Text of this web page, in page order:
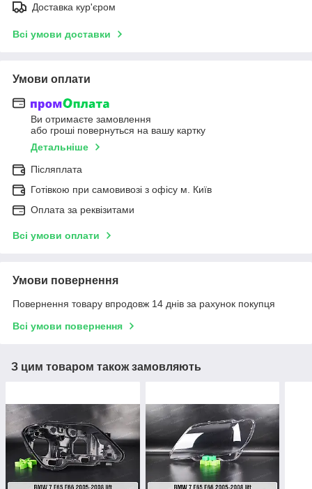
Доставка кур'єром
Всі умови доставки
Умови оплати
Ви отримаєте замовлення
або гроші повернуться на вашу картку
Детальніше
Післяплата
Готівкою при самовивозі з офісу м. Київ
Оплата за реквізитами
Всі умови оплати
Умови повернення
Повернення товару впродовж 14 днів за рахунок покупця
Всі умови повернення
З цим товаром також замовляють